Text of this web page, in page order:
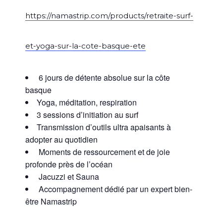
https://namastrip.com/products/retraite-surf-
et-yoga-sur-la-cote-basque-ete
6 jours de détente absolue sur la côte
basque
Yoga, méditation, respiration
3 sessions d’initiation au surf
Transmission d’outils ultra apaisants à
adopter au quotidien
Moments de ressourcement et de joie
profonde près de l’océan
Jacuzzi et Sauna
Accompagnement dédié par un expert bien-
être Namastrip